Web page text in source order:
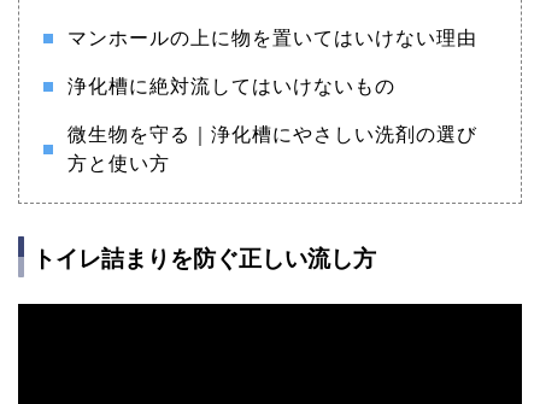
マンホールの上に物を置いてはいけない理由
浄化槽に絶対流してはいけないもの
微生物を守る｜浄化槽にやさしい洗剤の選び
方と使い方
トイレ詰まりを防ぐ正しい流し方